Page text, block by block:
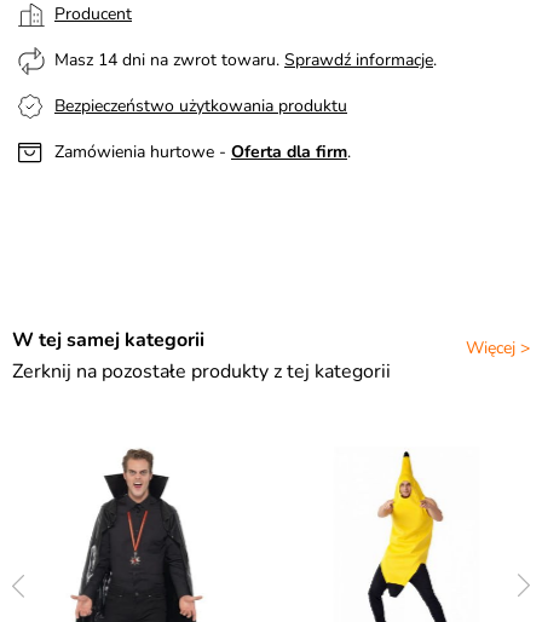
Producent
Masz 14 dni na zwrot towaru. Sprawdź informacje.
Bezpieczeństwo użytkowania produktu
Zamówienia hurtowe - Oferta dla firm.
Więcej >
W tej samej kategorii
Zerknij na pozostałe produkty z tej kategorii